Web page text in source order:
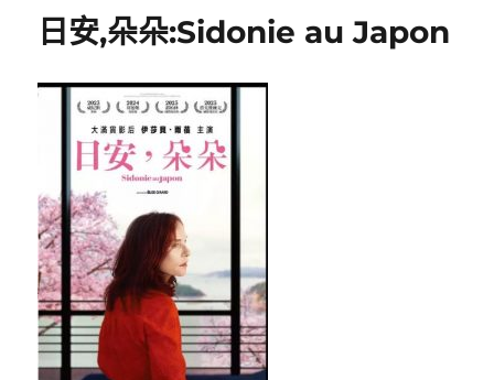
日安,朵朵:Sidonie au Japon